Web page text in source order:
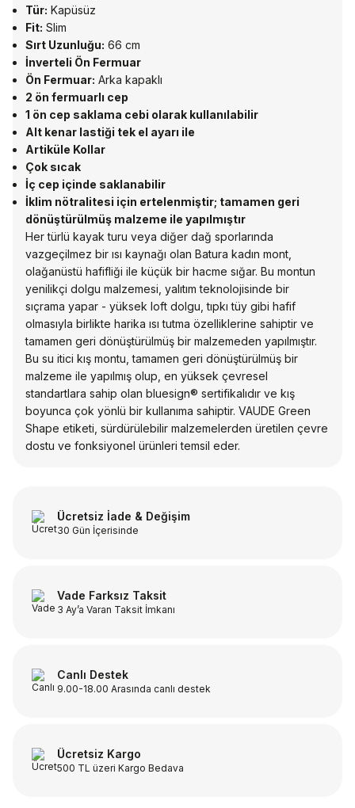
Tür: Kapüsüz
Fit: Slim
Sırt Uzunluğu: 66 cm
İnverteli Ön Fermuar
Ön Fermuar: Arka kapaklı
2 ön fermuarlı cep
1 ön cep saklama cebi olarak kullanılabilir
Alt kenar lastiği tek el ayarı ile
Artiküle Kollar
Çok sıcak
İç cep içinde saklanabilir
İklim nötralitesi için ertelenmiştir; tamamen geri
dönüştürülmüş malzeme ile yapılmıştır
Her türlü kayak turu veya diğer dağ sporlarında
vazgeçilmez bir ısı kaynağı olan Batura kadın mont,
olağanüstü hafifliği ile küçük bir hacme sığar. Bu montun
yenilikçi dolgu malzemesi, yalıtım teknolojisinde bir
sıçrama yapar - yüksek loft dolgu, tıpkı tüy gibi hafif
olmasıyla birlikte harika ısı tutma özelliklerine sahiptir ve
tamamen geri dönüştürülmüş bir malzemeden yapılmıştır.
Bu su itici kış montu, tamamen geri dönüştürülmüş bir
malzeme ile yapılmış olup, en yüksek çevresel
standartlara sahip olan bluesign® sertifikalıdır ve kış
boyunca çok yönlü bir kullanıma sahiptir. VAUDE Green
Shape etiketi, sürdürülebilir malzemelerden üretilen çevre
dostu ve fonksiyonel ürünleri temsil eder.
Ücretsiz İade & Değişim
30 Gün İçerisinde
Vade Farksız Taksit
3 Ay’a Varan Taksit İmkanı
Canlı Destek
9.00-18.00 Arasında canlı destek
Ücretsiz Kargo
500 TL üzeri Kargo Bedava